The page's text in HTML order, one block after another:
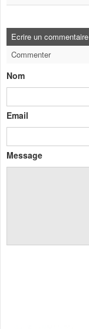
Ecrire un commentaire
Commenter
Nom
Email
Message